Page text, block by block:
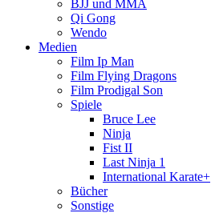
BJJ und MMA
Qi Gong
Wendo
Medien
Film Ip Man
Film Flying Dragons
Film Prodigal Son
Spiele
Bruce Lee
Ninja
Fist II
Last Ninja 1
International Karate+
Bücher
Sonstige